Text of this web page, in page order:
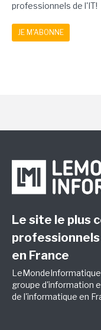
professionnels de l'IT!
JE M'ABONNE
Le site le plus
professionnels
en France
groupe d'information
de l'informatique en